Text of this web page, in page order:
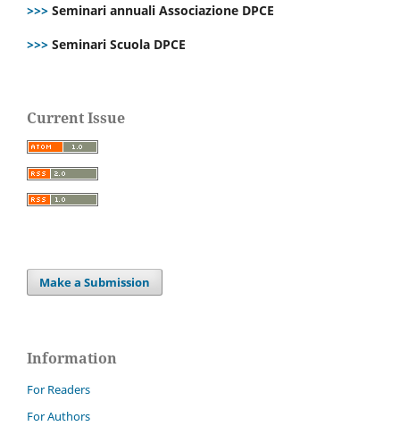
>>> Seminari annuali Associazione DPCE
>>> Seminari Scuola DPCE
Current Issue
Make a Submission
Information
For Readers
For Authors